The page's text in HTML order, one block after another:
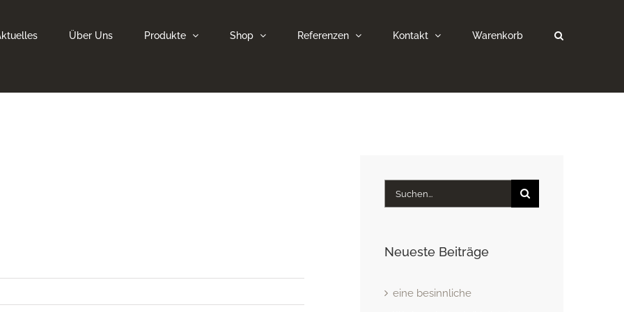
Über Uns Produkte Shop Referenzen Kontakt Warenkorb
Suche
Neueste Beiträge
eine besinnliche